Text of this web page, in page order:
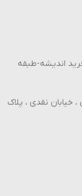
اندیشه-طبقه
خیابان نقدی ، پلاک